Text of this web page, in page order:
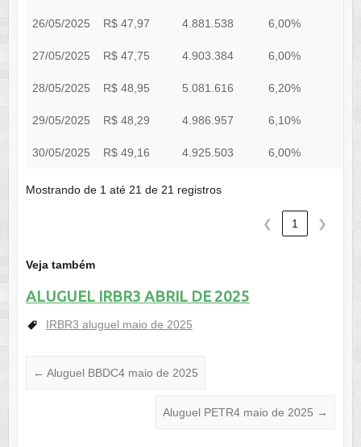
26/05/2025 R$ 47,97 4.881.538 6,00%
27/05/2025 R$ 47,75 4.903.384 6,00%
28/05/2025 R$ 48,95 5.081.616 6,20%
29/05/2025 R$ 48,29 4.986.957 6,10%
30/05/2025 R$ 49,16 4.925.503 6,00%
Mostrando de 1 até 21 de 21 registros
❮ 1 ❯
Veja também
ALUGUEL IRBR3 ABRIL DE 2025
IRBR3 aluguel maio de 2025
← Aluguel BBDC4 maio de 2025
Aluguel PETR4 maio de 2025 →